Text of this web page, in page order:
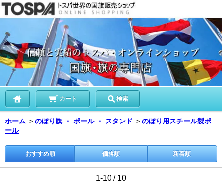
カート 検索
ホーム ＞のぼり旗 ・ ポール ・ スタンド ＞のぼり用スチール製ポ
ール
おすすめ順 価格順 新着順
1-10 / 10